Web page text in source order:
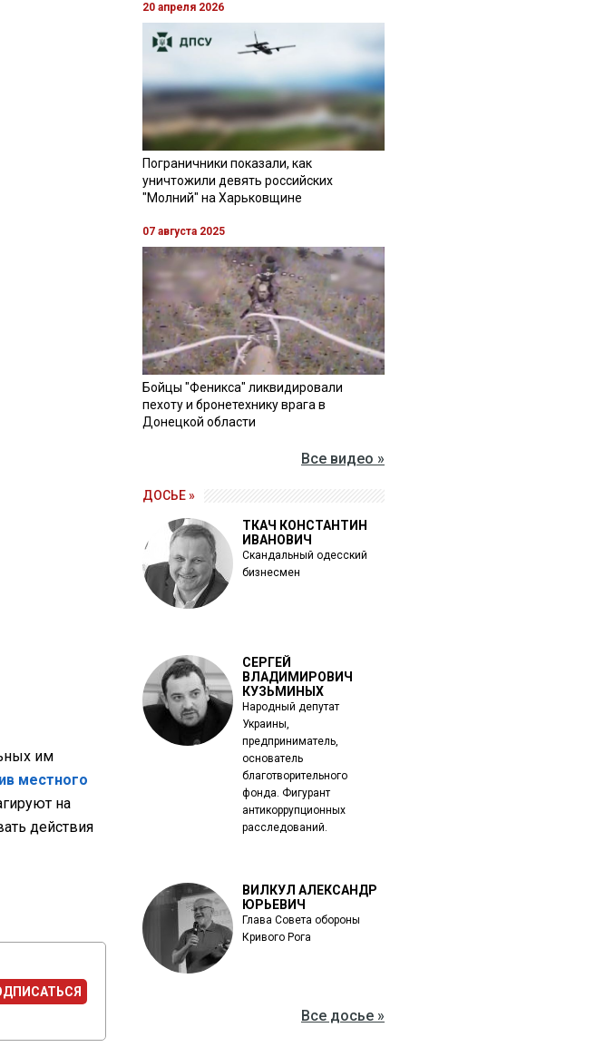
им
местного
на
действия
20 апреля 2026
Пограничники показали, как
уничтожили девять российских
"Молний" на Харьковщине
07 августа 2025
Бойцы "Феникса" ликвидировали
пехоту и бронетехнику врага в
Донецкой области
Все видео »
ДОСЬЕ »
ТКАЧ КОНСТАНТИН
ИВАНОВИЧ
Скандальный одесский
бизнесмен
СЕРГЕЙ
ВЛАДИМИРОВИЧ
КУЗЬМИНЫХ
Народный депутат
Украины,
предприниматель,
основатель
благотворительного
фонда. Фигурант
антикоррупционных
расследований.
ВИЛКУЛ АЛЕКСАНДР
ЮРЬЕВИЧ
Глава Совета обороны
Кривого Рога
Все досье »